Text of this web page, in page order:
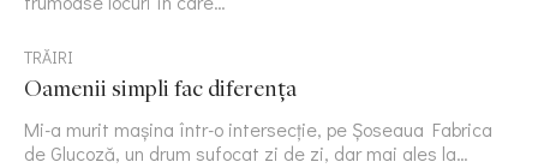
TRĂIRI
Oamenii simpli fac diferența
Mi-a murit mașina într-o intersecție, pe Șoseaua Fabrica
de Glucoză, un drum sufocat zi de zi, dar mai ales la…